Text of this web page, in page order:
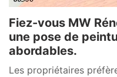
Fiez-vous MW
une pose de
abordables.
Les propriétaires